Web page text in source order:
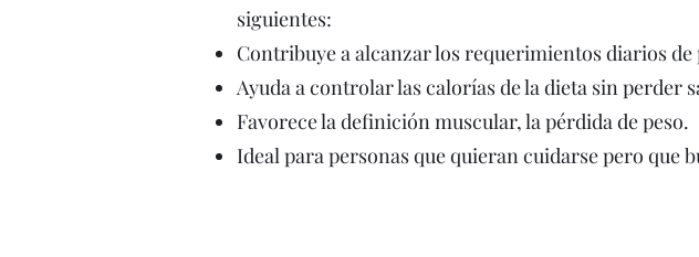
siguientes:
Contribuye a alcanzar los requerimientos diarios de
Ayuda a controlar las calorías de la dieta sin perder
Favorece la definición muscular, la pérdida de peso.
Ideal para personas que quieran cuidarse pero que